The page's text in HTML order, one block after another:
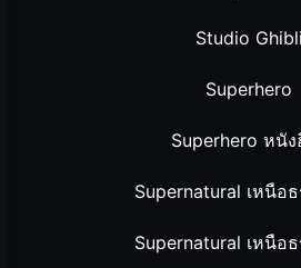
Studio Ghibli
Superhero
Superhero หนัง
Supernatural เหนือ
Supernatural เหนือ